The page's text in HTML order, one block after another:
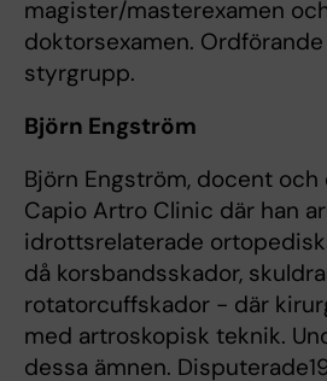
magister/masterexamen
doktorsexamen. Ordförande
styrgrupp.
Björn Engström
Björn Engström, docent och
Capio Artro Clinic där han
idrottsrelaterade
då korsbandsskador,
rotatorcuffskador - där
med artroskopisk teknik.
dessa ämnen.